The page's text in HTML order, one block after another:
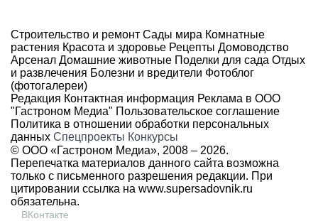
Строительство и ремонт Сады мира Комнатные
растения Красота и здоровье Рецепты Домоводство
Арсенал Домашние животные Поделки для сада Отдых
и развлечения Болезни и вредители Фотоблог
(фотогалереи)
Редакция Контактная информация Реклама в ООО
"Гастроном Медиа" Пользовательское соглашение
Политика в отношении обработки персональных
данных Спецпроекты Конкурсы
© ООО «Гастроном Медиа», 2008 – 2026.
Перепечатка материалов данного сайта возможна
только с письменного разрешения редакции. При
цитировании ссылка на www.supersadovnik.ru
обязательна.
ВКонтакте